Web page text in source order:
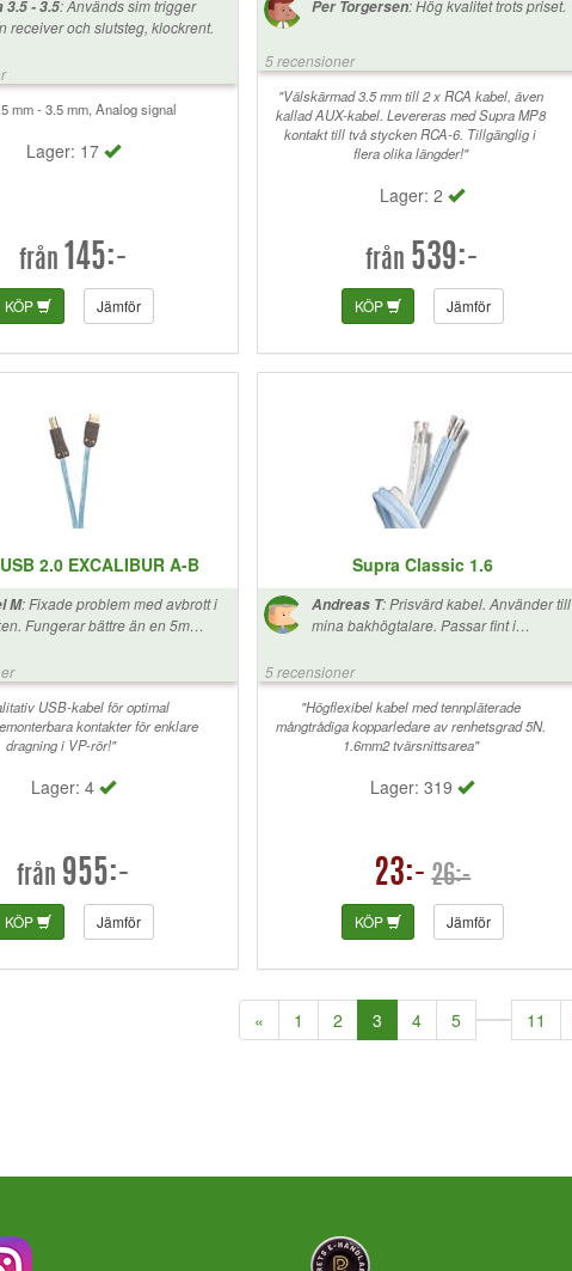
inte märker det på en fysisk nivå,
känns bra att veta att jag
Supra LoRad
16-EU är en kabel som verkligen
märkbar förbättring, både i
och trygghet. Den är byggd
stridsvagn, men ändå flexibel och
(Ja, du kan använda den som
vissa fall, väger fasen nog för o
med, är ett s.k matvrak för
återigen varför
3.5 - 3.5: Används sim trigger
receiver och slutsteg, klockrent.
mm - 3.5 mm, Analog signal
Lager: 17
från 145:-
KÖP Jämför
Per Torgersen:Hög kvalitet trots priset.
5 recensioner
"Välskärmad 3.5 mm till 2 x RCA kabel, även
kallad AUX-kabel. Levereras med Supra MP8
kontakt till två stycken RCA-6. Tillgänglig i
flera olika längder!"
Lager: 2
från 539:-
KÖP Jämför
2.0 EXCALIBUR A-B
M: Fixade problem med avbrott i
Fungerar bättre än en 5m
USB-kabel för optimal
kontakter för enklare
dragning i VP-rör!"
Lager: 4
från 955:-
KÖP Jämför
Supra Classic 1.6
Andreas T:Prisvärd kabel. Använder till
mina bakhögtalare. Passar fint i
5 recensioner
"Högflexibel kabel med tennpläterade
mångtrådiga kopparledare av renhetsgrad 5N.
1.6mm2 tvärsnittsarea"
Lager: 319
23:- 26:-
KÖP Jämför
« 1 2 3(current)
4 5 11